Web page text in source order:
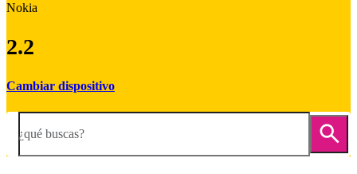
Nokia
2.2
Cambiar dispositivo
¿qué buscas?